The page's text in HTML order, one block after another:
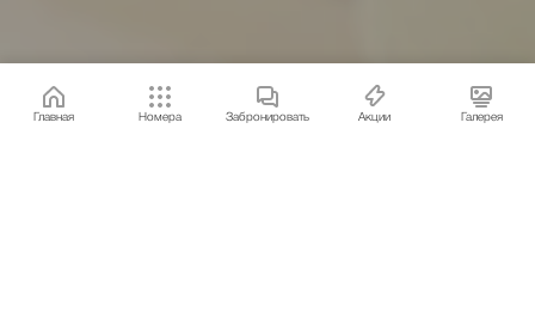
Главная Номера Забронировать Акции Галерея